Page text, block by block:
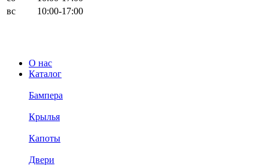
вс
10:00-17:00
О нас
Каталог
Бампера
Крылья
Капоты
Двери